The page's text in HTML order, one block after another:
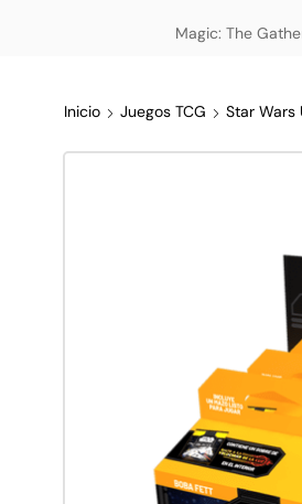
Magic: The
Inicio Juegos TCG Star Wars